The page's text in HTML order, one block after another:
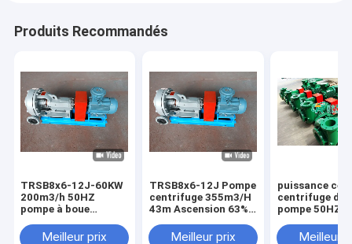
Produits Recommandés
TRSB8x6-12J-60KW
200m3/h 50HZ
pompe à boue
Meilleur prix
TRSB8x6-12J Pompe
centrifuge 355m3/H
43m Ascension 63%
Meilleur prix
puissance
centrifuge de
pompe 50HZ
boueMeilleur